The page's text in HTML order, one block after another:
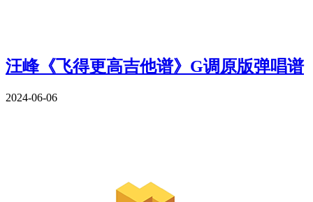
汪峰《飞得更高吉他谱》G调原版弹唱谱
2024-06-06